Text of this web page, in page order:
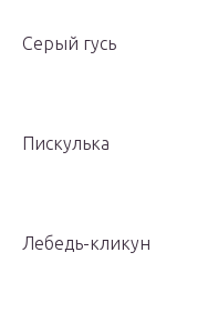
Серый гусь
Пискулька
Лебедь-кликун